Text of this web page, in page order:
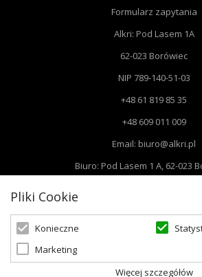
Formularz zapytania
Alkri: Pod Lasem 1A
62-023 Borówiec
NIP 789-140-51-03
+48 61 819 85 35
+48 609 011 009
Email: biuro@alkri.pl
Biuro: Pod Lasem 1 A, 62-023
Pliki Cookie
Konieczne
Marketing
Więcej szczegółów
© 2026 Oświetlenie Marzeń |